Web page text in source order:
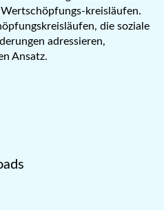
kreisläufen.
die soziale
adressieren,
Ansatz.